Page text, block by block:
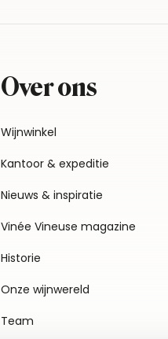
Over ons
Wijnwinkel
Kantoor & expeditie
Nieuws & inspiratie
Vinée Vineuse magazine
Historie
Onze wijnwereld
Team